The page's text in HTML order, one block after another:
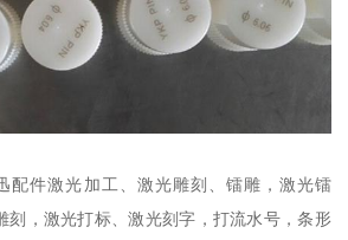
配件激光加工、激光雕刻、镭雕，激光镭
刻，激光打标、激光刻字，打流水号，条形